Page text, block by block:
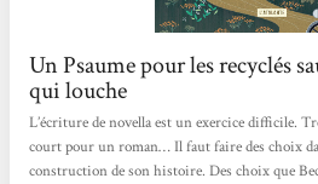
Un Psaume pour les recyclés
qui louche
L’écriture de novella est un exercice difficile.
court pour un roman… Il faut faire des choix
construction de son histoire. Des choix que